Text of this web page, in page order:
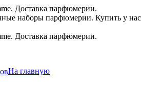
На главную